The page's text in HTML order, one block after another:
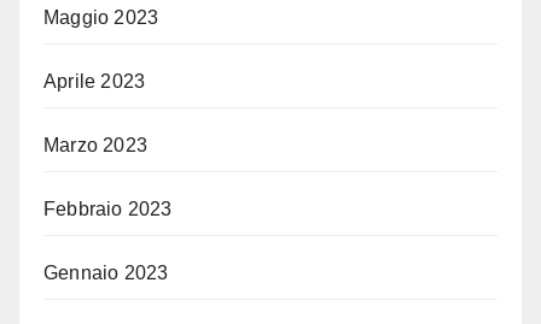
Maggio 2023
Aprile 2023
Marzo 2023
Febbraio 2023
Gennaio 2023